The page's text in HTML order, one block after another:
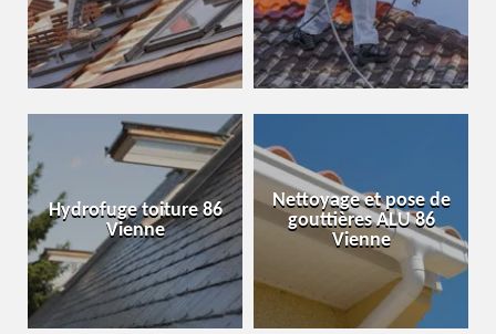
Hydrofuge toiture 86
Vienne
Nettoyage et pose de
gouttières ALU 86
Vienne